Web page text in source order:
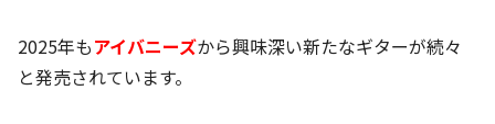
2025年もアイバニーズから興味深い新たなギターが続々
と発売されています。